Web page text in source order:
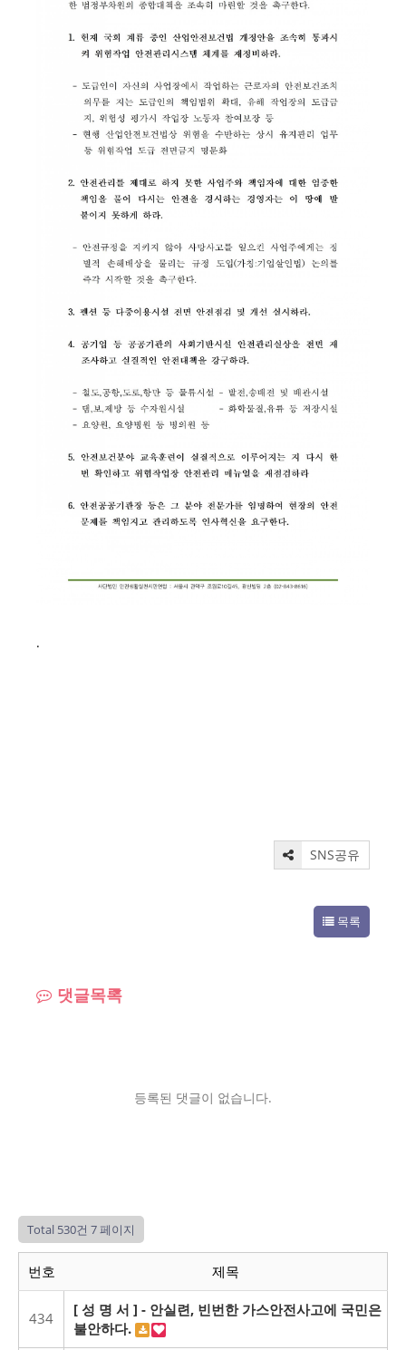
.
SNS공유
목록
댓글목록
등록된 댓글이 없습니다.
Total 530건 7 페이지
번호 제목
434
[ 성 명 서 ] - 안실련, 빈번한 가스안전사고에 국민은
불안하다.